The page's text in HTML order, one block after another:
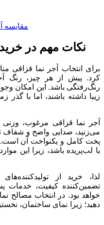
نکات مهم در
برای انتخاب آجر نما قزاقی
کرد. پیش از هر چیز، رنگ
رنگ‌رفتگی باشد. این امکان
زیبا داشته باشند، اما با
آجر نما قزاقی مرغوب،
می‌زنید، صدایی واضح و شفاف
پخت کامل و یکنواخت آن است.
یا لب‌پریده باشد، زیرا این
لذا، خرید از
تضمین‌کننده کیفیت،
خواهد بود. در انتخاب مصالح
دهید؛ زیرا نمای ساختمان،